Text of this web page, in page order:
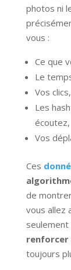
photos ni
vous :
Ce que
Le
Vos
Les
écoutez,
Vos
Ces
de
vous allez
seulement
renforcer
toujours